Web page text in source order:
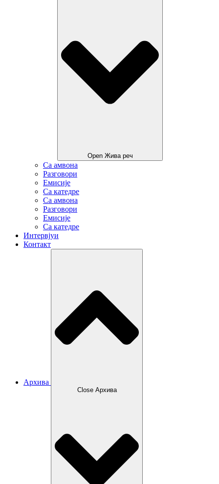
Open Жива реч
Са амвона
Разговори
Емисије
Са катедре
Са амвона
Разговори
Емисије
Са катедре
Интервјуи
Контакт
Архива
Close Архива